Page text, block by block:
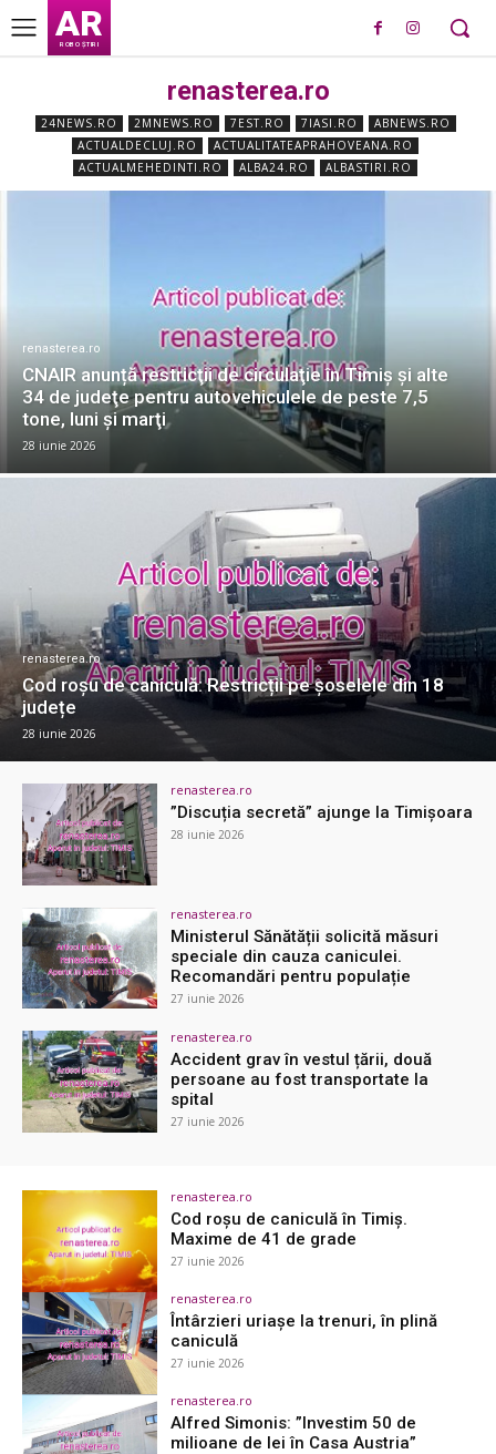
AR
ROBO ȘTIRI
renasterea.ro
24NEWS.RO 2MNEWS.RO 7EST.RO 7IASI.RO
ABNEWS.RO
ACTUALDECLUJ.RO
ACTUALITATEAPRAHOVEANA.RO
ACTUALMEHEDINTI.RO
ALBA24.RO ALBASTIRI.RO
renasterea.ro
CNAIR anunță restricţii de circulaţie în Timiș și alte
34 de judeţe pentru autovehiculele de peste 7,5
tone, luni şi marţi
28 iunie 2026
renasterea.ro
Cod roșu de caniculă: Restricții pe șoselele din 18
județe
28 iunie 2026
renasterea.ro
”Discuția secretă” ajunge la Timişoara
28 iunie 2026
renasterea.ro
Ministerul Sănătății solicită măsuri
speciale din cauza caniculei.
Recomandări pentru populație
27 iunie 2026
renasterea.ro
Accident grav în vestul țării, două
persoane au fost transportate la
spital
27 iunie 2026
renasterea.ro
Cod roșu de caniculă în Timiș.
Maxime de 41 de grade
27 iunie 2026
renasterea.ro
Întârzieri uriașe la trenuri, în plină
caniculă
27 iunie 2026
renasterea.ro
Alfred Simonis: ”Investim 50 de
milioane de lei în Casa Austria”